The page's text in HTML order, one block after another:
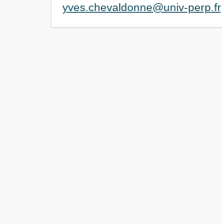
yves.chevaldonne@univ-perp.fr